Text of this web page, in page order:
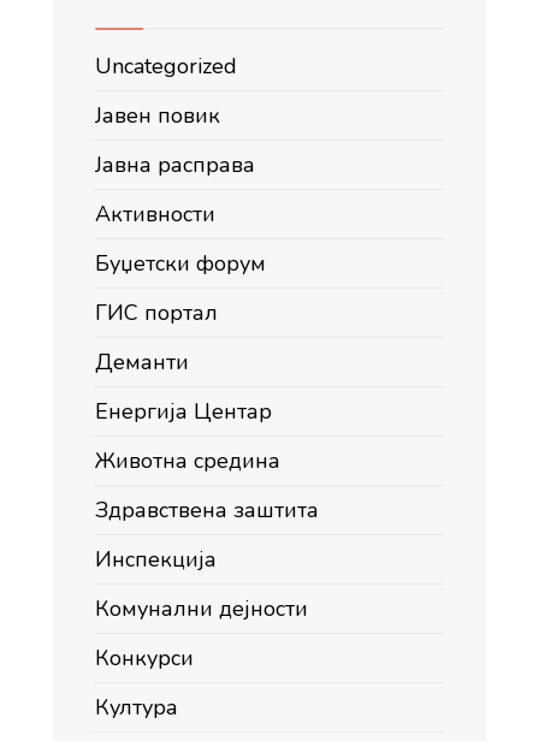
Uncategorized
Јавен повик
Јавна расправа
Активности
Буџетски форум
ГИС портал
Деманти
Енергија Центар
Животна средина
Здравствена заштита
Инспекција
Комунални дејности
Конкурси
Култура